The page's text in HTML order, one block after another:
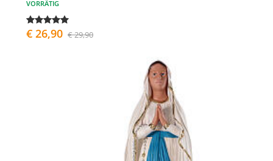
VORRÄTIG
€ 26,90 € 29,90